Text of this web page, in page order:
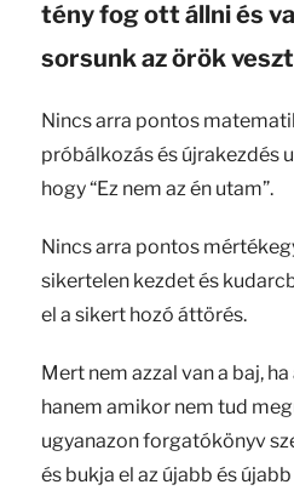
tény fog ott állni és
sorsunk az örök
Nincs arra pontos
próbálkozás és újrakezdés
hogy “Ez nem az én utam”.
Nincs arra pontos
sikertelen kezdet és
el a sikert hozó áttörés.
Mert nem azzal van a baj,
hanem amikor nem tud
ugyanazon forgatókönyv
és bukja el az újabb és